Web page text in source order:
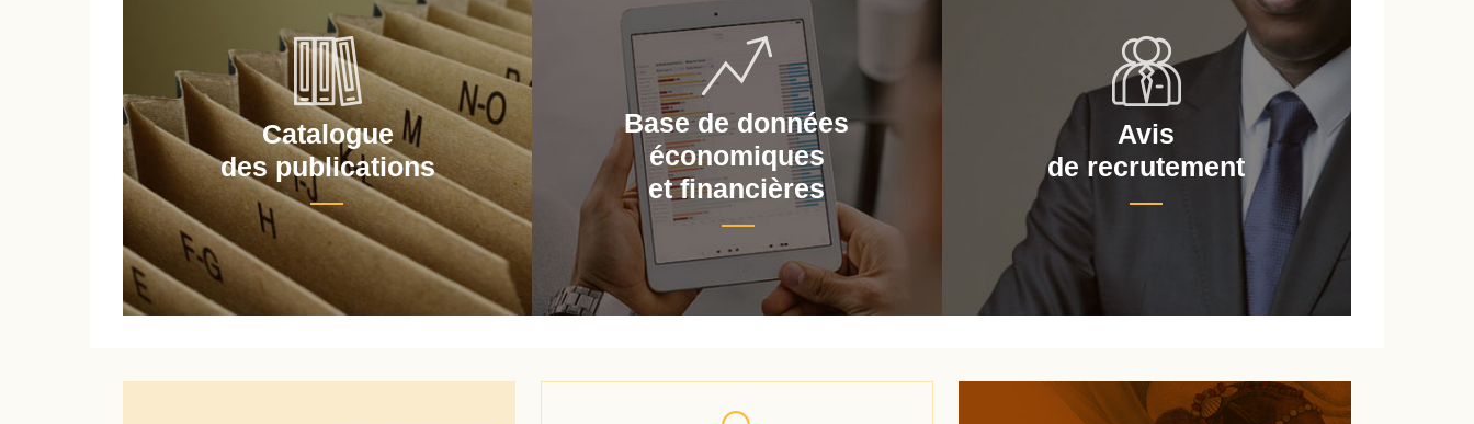
Catalogue
des publications
Base de données
économiques
et financières
Avis
de recrutement